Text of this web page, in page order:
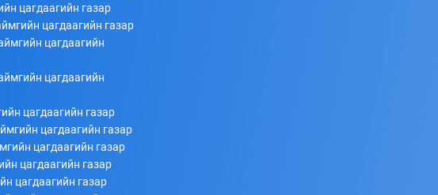
цагдаагийн газар
цагдаагийн газар
цагдаагийн
цагдаагийн
цагдаагийн газар
цагдаагийн газар
цагдаагийн газар
цагдаагийн газар
цагдаагийн газар